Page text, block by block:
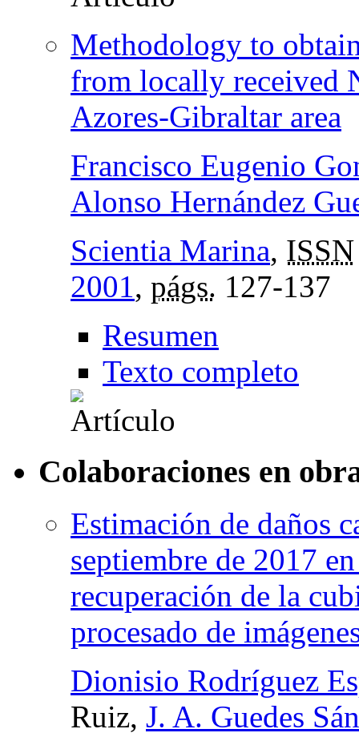
Methodology to
from locally received
Azores-Gibraltar area
Francisco Eugenio
Alonso Hernández
Scientia Marina, ISSN
2001, págs. 127-137
Resumen
Texto completo
Colaboraciones en
Estimación de daños
septiembre de 2017
recuperación de la
procesado de
Dionisio Rodríguez
Ruiz, J. A. Guedes